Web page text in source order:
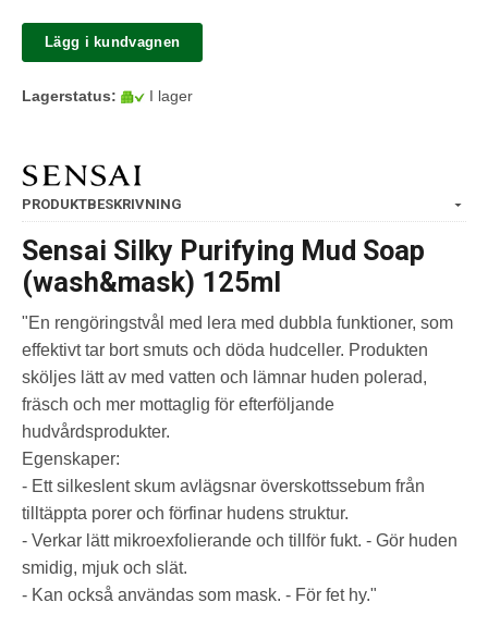
Lägg i kundvagnen
Lagerstatus: I lager
PRODUKTBESKRIVNING
Sensai Silky Purifying Mud Soap
(wash&mask) 125ml
"En rengöringstvål med lera med dubbla funktioner, som
effektivt tar bort smuts och döda hudceller. Produkten
sköljes lätt av med vatten och lämnar huden polerad,
fräsch och mer mottaglig för efterföljande
hudvårdsprodukter.
Egenskaper:
- Ett silkeslent skum avlägsnar överskottssebum från
tilltäppta porer och förfinar hudens struktur.
- Verkar lätt mikroexfolierande och tillför fukt. - Gör huden
smidig, mjuk och slät.
- Kan också användas som mask. - För fet hy."